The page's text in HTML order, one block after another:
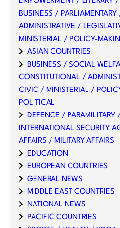
BUSINESS /
ADMINISTRATIVE /
MINISTERIAL / POLICY-
ASIAN COUNTRIES
BUSINESS / SOCIAL
CONSTITUTIONAL /
CIVIC / MINISTERIAL /
POLITICAL
DEFENCE /
INTERNATIONAL SECURITY
AFFAIRS / MILITARY AFFAIRS
EDUCATION
EUROPEAN COUNTRIES
GENERAL NEWS
MIDDLE EAST COUNTRIES
NATIONAL NEWS
PACIFIC COUNTRIES